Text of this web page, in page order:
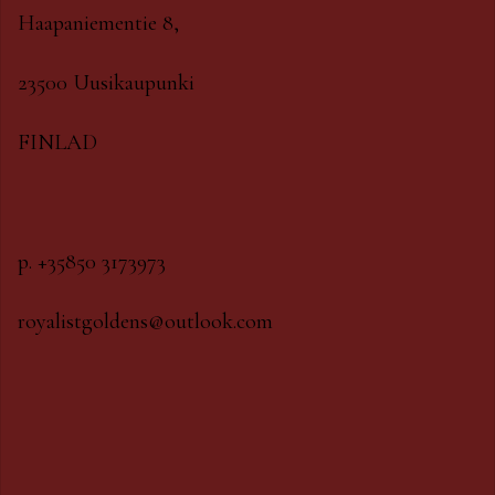
Haapaniementie 8,
23500 Uusikaupunki
FINLAD
p. +35850 3173973
royalistgoldens@outlook.com